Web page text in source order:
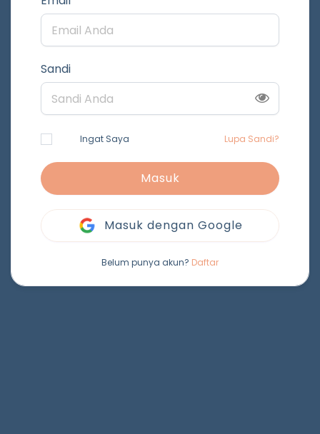
Sandi
Ingat Saya Lupa Sandi?
Masuk
Masuk dengan Google
Belum punya akun? Daftar